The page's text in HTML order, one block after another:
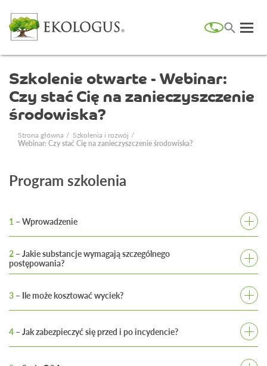
Szkolenie otwarte - Webinar:
Czy stać Cię na zanieczyszczenie
środowiska?
Strona główna
Szkolenia i rozwój
Webinar: Czy stać Cię na zanieczyszczenie środowiska?
Program szkolenia
1 – Wprowadzenie
w zakładach?
2 – Jakie substancje wymagają szczególnego
postępowania?
2. Typowe błędy i zaniedbania.
3. Jakie substancje są najbardziej ryzykowane?
3 – Ile może kosztować wyciek?
PIP).
2. Straty wizerunkowe, przestoje, zniszczenia mienia,
4 – Jak zabezpieczyć się przed i po incydencie?